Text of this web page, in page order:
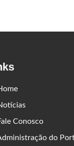
Conosco
do